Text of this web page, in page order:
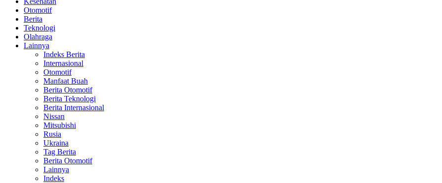
Otomotif
Berita
Teknologi
Olahraga
Lainnya
Indeks Berita
Internasional
Otomotif
Manfaat Buah
Berita Otomotif
Berita Teknologi
Berita Internasional
Nissan
Mitsubishi
Rusia
Ukraina
Tag Berita
Berita Otomotif
Lainnya
Indeks